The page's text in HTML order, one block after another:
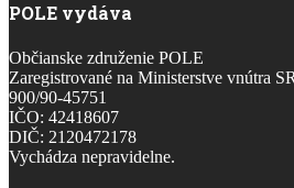
POLE vydáva
Občianske združenie POLE
Zaregistrované na Ministerstve vnútra
900/90-45751
IČO: 42418607
DIČ: 2120472178
Vychádza nepravidelne.